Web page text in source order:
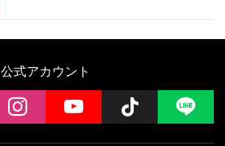
公式アカウント
instagramYouTube Follow